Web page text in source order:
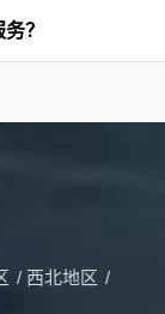
？
/ 西北地区 /